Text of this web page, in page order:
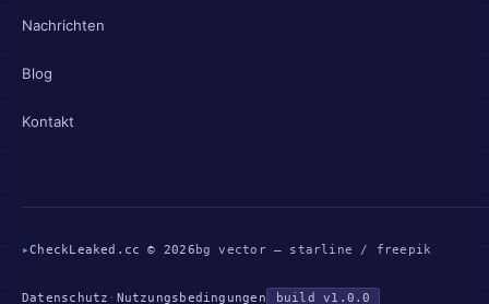
Nachrichten
Blog
Kontakt
▸CheckLeaked.cc © 2026 bg vector — starline / freepik
Datenschutz · Nutzungsbedingungen build v1.0.0